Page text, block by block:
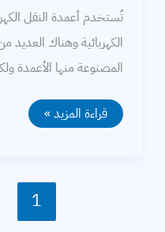
تُستخدم أعمدة النقل
الكهربائية وهناك
المصنوعة منها الأعمدة
أنواع
أعمدة
قراءة المزيد »
1